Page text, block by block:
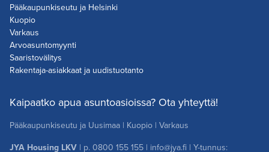
Pääkaupunkiseutu ja Helsinki
Kuopio
Varkaus
Arvoasuntomyynti
Saaristovälitys
Rakentaja-asiakkaat ja uudistuotanto
Kaipaatko apua asuntoasioissa? Ota yhteyttä!
Pääkaupunkiseutu ja Uusimaa | Kuopio | Varkaus
JYA Housing LKV | p.0800 155 155 | info@jya.fi | Y-tunnus: